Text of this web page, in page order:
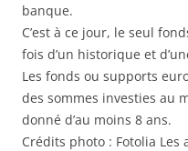
banque.
C’est à ce jour, le seul
fois d’un historique et
Les fonds ou supports
des sommes investies au
donné d’au moins 8 ans.
Crédits photo : Fotolia